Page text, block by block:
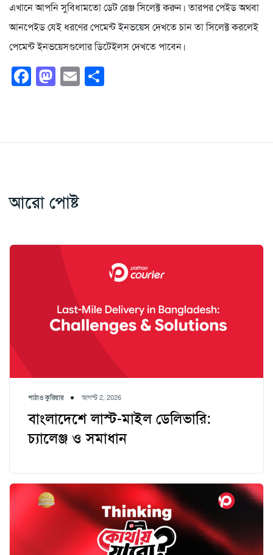
এখানে আপনি সুবিধামতো ডেট রেঞ্জ সিলেক্ট করুন। তারপর পেইড অথবা
আনপেইড যেই ধরণের পেমেন্ট ইনভয়েস দেখতে চান তা সিলেক্ট করলেই
পেমেন্ট ইনভয়েসগুলোর ডিটেইলস দেখতে পাবেন।
Facebook
Mastodon
Email
আরো পোষ্ট
পাঠাও কুরিয়ার আগস্ট 2, 2026
বাংলাদেশে লাস্ট-মাইল ডেলিভারি:
চ্যালেঞ্জ ও সমাধান